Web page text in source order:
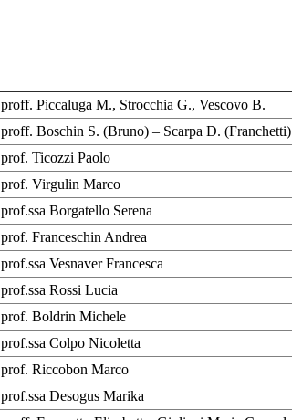
proff. Piccaluga M., Strocchia G., Vescovo B.
proff. Boschin S. (Bruno) – Scarpa D. (Franchetti)
prof. Ticozzi Paolo
prof. Virgulin Marco
prof.ssa Borgatello Serena
prof. Franceschin Andrea
prof.ssa Vesnaver Francesca
prof.ssa Rossi Lucia
prof. Boldrin Michele
prof.ssa Colpo Nicoletta
prof. Riccobon Marco
prof.ssa Desogus Marika